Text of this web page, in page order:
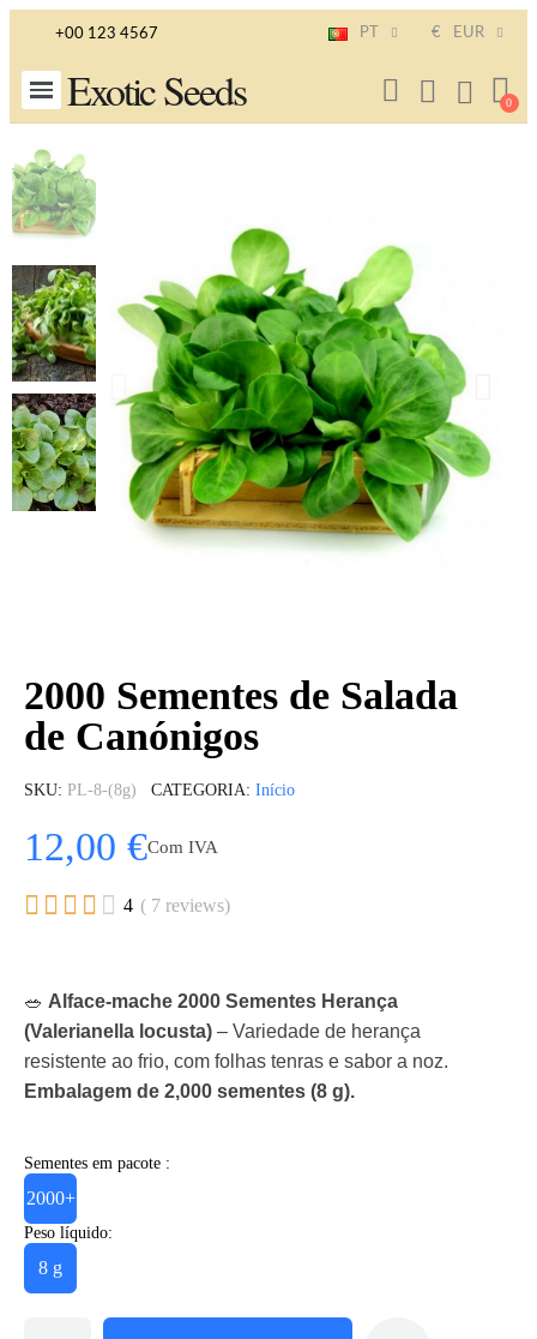
+00 123 4567 PT € EUR
Exotic Seeds
2000 Sementes de Salada
de Canónigos
SKU PL-8-(8g) CATEGORIA Início
12,00 €Com IVA
     4 ( 7 reviews)
🥗 Alface-mache 2000 Sementes Herança
(Valerianella locusta) – Variedade de herança
resistente ao frio, com folhas tenras e sabor a noz.
Embalagem de 2,000 sementes (8 g).
Sementes em pacote :
2000+
Peso líquido:
8 g